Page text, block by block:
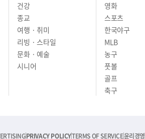
건강
종교
여행 · 취미
리빙 · 스타일
문화 · 예술
시니어
영화
스포츠
한국야구
MLB
농구
풋볼
골프
축구
PRIVACY POLICYTERMS OF SERVICE윤리경영